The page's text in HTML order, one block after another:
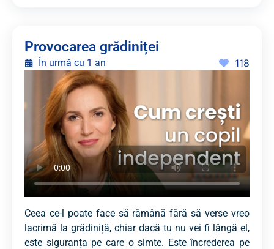
Provocarea grădiniței
În urmă cu 1 an 118
Ceea ce-l poate face să rămână fără să verse vreo
lacrimă la grădiniță, chiar dacă tu nu vei fi lângă el,
este siguranța pe care o simte. Este încrederea pe